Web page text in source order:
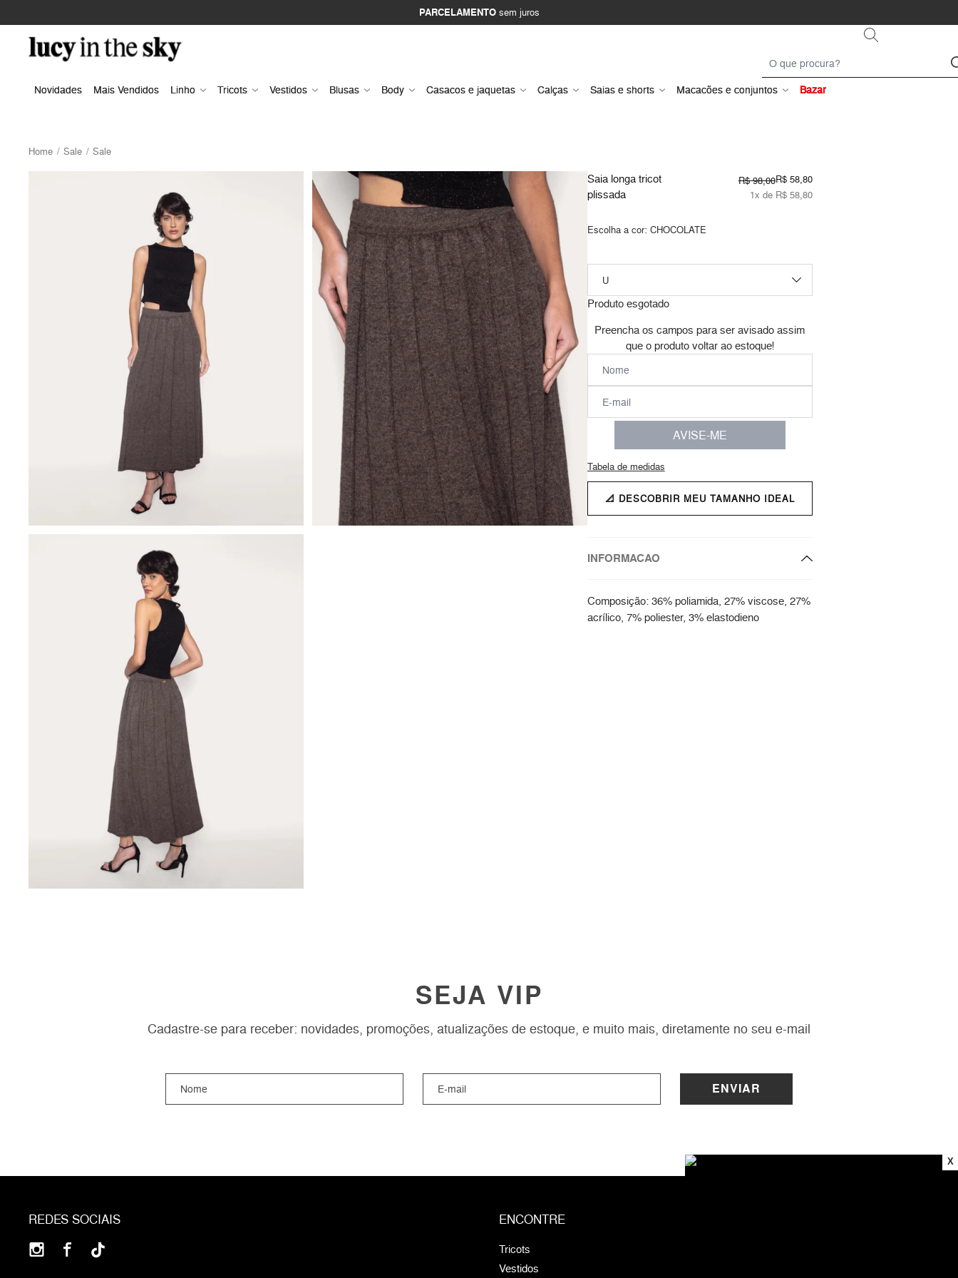
PARCELAMENTOsem juros
Novidades Mais Vendidos Linho Tricots Vestidos Blusas Body Casacos e jaquetas Calças Saias e shorts Macacões e conjuntos Bazar
Home Sale Sale
Saia longa tricot
plissada
R$ 98,00R$ 58,80
1x de R$ 58,80
Escolha a cor: CHOCOLATE
Produto esgotado
Preencha os campos para ser avisado assim
que o produto voltar ao estoque!
AVISE-ME
Tabela de medidas
📐 DESCOBRIR MEU TAMANHO IDEAL
INFORMACAO
Composição: 36% poliamida, 27% viscose, 27%
acrílico, 7% poliester, 3% elastodieno
SEJA VIP
Cadastre-se para receber: novidades, promoções, atualizações de estoque, e muito mais, diretamente no seu e-mail
ENVIAR
REDES SOCIAIS ENCONTRE
Tricots
Vestidos
X